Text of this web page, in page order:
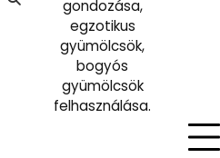
gondozása,
egzotikus
gyümölcsök,
bogyós
gyümölcsök
felhasználása.